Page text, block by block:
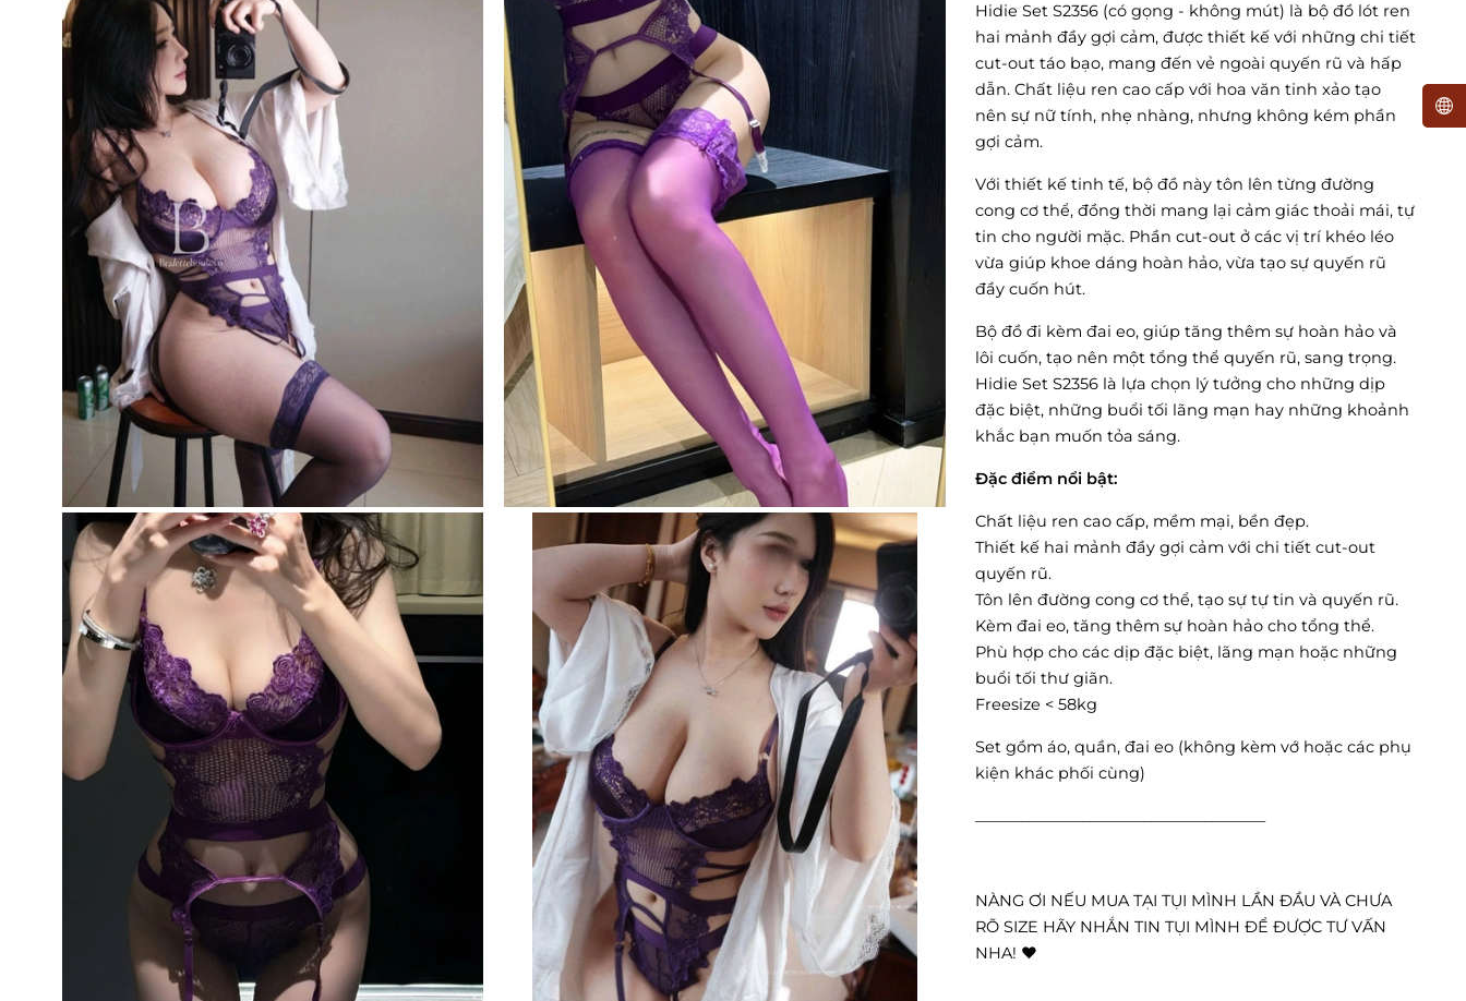
Hidie Set S2356 (có gọng - không mút) là bộ đồ lót ren
hai mảnh đầy gợi cảm, được thiết kế với những chi tiết
cut-out táo bạo, mang đến vẻ ngoài quyến rũ và hấp
dẫn. Chất liệu ren cao cấp với hoa văn tinh xảo tạo
nên sự nữ tính, nhẹ nhàng, nhưng không kém phần
gợi cảm.
Với thiết kế tinh tế, bộ đồ này tôn lên từng đường
cong cơ thể, đồng thời mang lại cảm giác thoải mái, tự
tin cho người mặc. Phần cut-out ở các vị trí khéo léo
vừa giúp khoe dáng hoàn hảo, vừa tạo sự quyến rũ
đầy cuốn hút.
Bộ đồ đi kèm đai eo, giúp tăng thêm sự hoàn hảo và
lôi cuốn, tạo nên một tổng thể quyến rũ, sang trọng.
Hidie Set S2356 là lựa chọn lý tưởng cho những dịp
đặc biệt, những buổi tối lãng mạn hay những khoảnh
khắc bạn muốn tỏa sáng.
Đặc điểm nổi bật:
Chất liệu ren cao cấp, mềm mại, bền đẹp.
Thiết kế hai mảnh đầy gợi cảm với chi tiết cut-out
quyến rũ.
Tôn lên đường cong cơ thể, tạo sự tự tin và quyến rũ.
Kèm đai eo, tăng thêm sự hoàn hảo cho tổng thể.
Phù hợp cho các dịp đặc biệt, lãng mạn hoặc những
buổi tối thư giãn.
Freesize < 58kg
Set gồm áo, quần, đai eo (không kèm vớ hoặc các phụ
kiện khác phối cùng)
NÀNG ƠI NẾU MUA TẠI TỤI MÌNH LẦN ĐẦU VÀ CHƯA
RÕ SIZE HÃY NHẮN TIN TỤI MÌNH ĐỂ ĐƯỢC TƯ VẤN
NHA! ❤️